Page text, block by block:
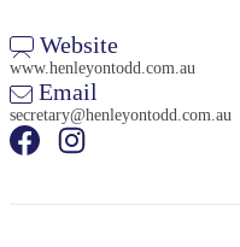
検
Website
www.henleyontodd.com.au
Email
secretary@henleyontodd.com.au